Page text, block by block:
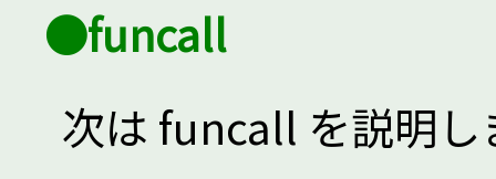
●funcall
次は funcall を説明し